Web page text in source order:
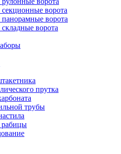
ворота
ворота
ворота
прутка
трубы
рабицы